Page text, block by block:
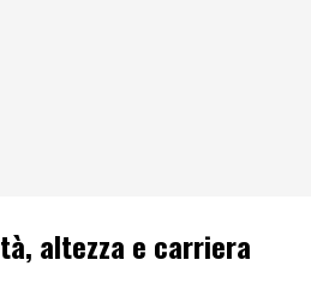
tà, altezza e carriera